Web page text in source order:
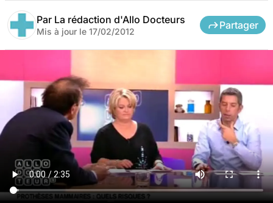
Par La rédaction d'Allo Docteurs
Mis à jour le 17/02/2012
Partager